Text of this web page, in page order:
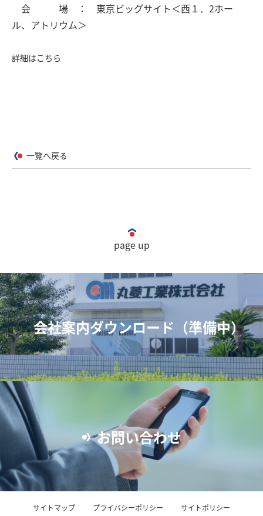
会 場 ： 東京ビッグサイト＜西１．2ホー
ル、アトリウム＞
詳細はこちら
一覧へ戻る
page up
会社案内ダウンロード（準備中）
お問い合わせ
サイトマップ プライバシーポリシー サイトポリシー